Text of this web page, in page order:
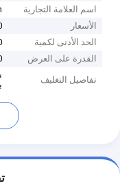
اسم العلامة التجارية
الأسعار
الحد الأدنى لكمية
القدرة على العرض
تفاصيل التغليف